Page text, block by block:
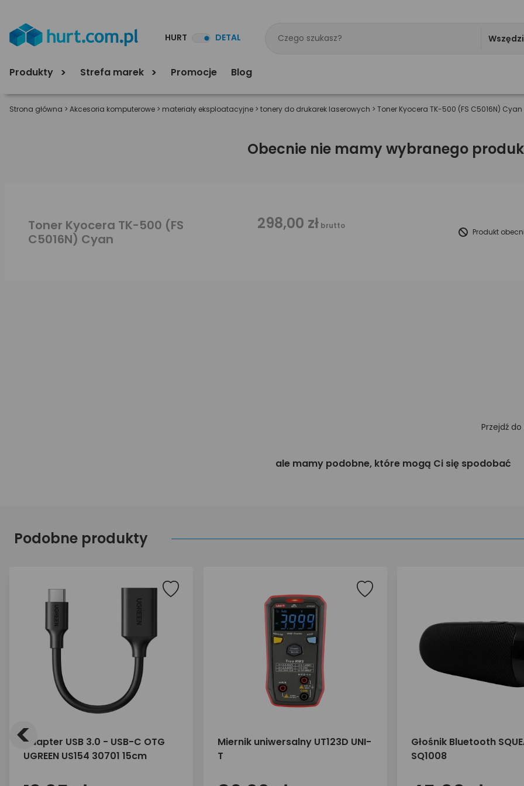
HURT DETAL
Produkty Strefa marek Promocje Blog
Strona główna > Akcesoria komputerowe > materiały eksploatacyjne > tonery do drukarek laserowych > Toner Kyocera TK-500 (FS C5016N) Cyan
Obecnie nie mamy wybranego
Toner Kyocera TK-500 (FS
C5016N) Cyan
298,00 zł brutto
Produkt
Przejdź do
ale mamy podobne, które mogą Ci się spodobać
Podobne produkty
Adapter USB 3.0 - USB-C OTG
UGREEN US154 30701 15cm
Miernik uniwersalny UT123D UNI-
T
Głośnik Bluetooth
SQ1008
<